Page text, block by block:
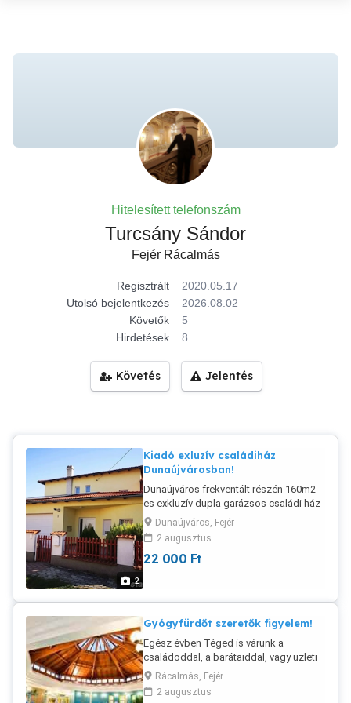
Hitelesített telefonszám
Turcsány Sándor
Fejér Rácalmás
Regisztrált
2020.05.17
Utolsó bejelentkezés
2026.08.02
Követők
5
Hirdetések
8
Követés Jelentés
2
Kiadó exluzív családiház
Dunaújvárosban!
Dunaújváros frekventált részén 160m2 -
es exkluzív dupla garázsos családi ház
kiadó! Alsó szinten, előszoba, hatalmas
amerikai konyhás nappali, étkező,
kamra, fürdőszoba wc, kényelmes háló,
vagy dolgozó szoba, dupla garázs, és
nincsenek a falak le srégítve mint a
padlás szobáknál) nappali, közlekedő,
fürdőszoba wc, és egy fedett loggia
helyezkedik el. A dupla garázsban
biztonságban parkolhatnak az autók,
motorok. Alsó szinten padló fűtés,
emeleten radiátoros fűtés van. Alul felül
Dunaújváros, Fejér
2 augusztus
22 000 Ft
Gyógyfürdőt szeretők figyelem!
Egész évben Téged is várunk a
családoddal, a barátaiddal, vagy üzleti
partnereiddel Kiskunmajsán a Csillag
Vendégházban! Legyen ez hosszú
hétvége, nyári vakáció, csapatépítő
Rácalmás, Fejér
2 augusztus